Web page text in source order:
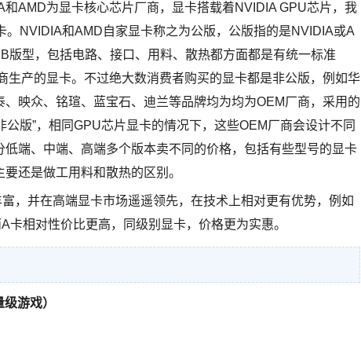
AMD为显卡核心芯片厂商，显卡搭载着NVIDIA GPU芯片，我
NVIDIA和AMD自家显卡称之为公版，公版指的是NVIDIA或A
型，包括电路、接口、用料、散热都方面都是有统一标准
产的显卡。不过绝大数消费者购买的显卡都是非公版，例如华
映众、铭瑄、蓝宝石、迪兰等品牌均为均为OEM厂商，采用的
版”，相同GPU芯片显卡的情况下，这些OEM厂商会设计不同
端、中端、高端多个版本卖不同的价格，包括有些型号的显卡
还是做工用料和散热的区别。
，并在高端显卡市场遥遥领先，在技术上相对更有优势，例如
相对性价比更高，同级别显卡，价格更为实惠。
游戏）